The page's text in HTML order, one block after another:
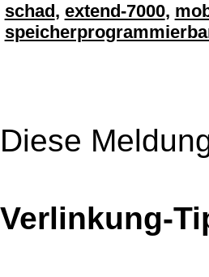
schad , extend-7000,
Diese
Verlinkung-